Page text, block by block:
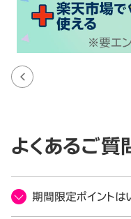
よくあるご質
期間限定ポイントは